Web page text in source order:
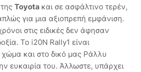
Toyota και σε ασφάλτινο τερέν,
για μια αξιοπρεπή εμφάνιση.
στις ειδικές δεν άφησαν
Το i20N Rally1 είναι
και στο δικό μας Ράλλυ
ευκαιρία του. Άλλωστε, υπάρχει